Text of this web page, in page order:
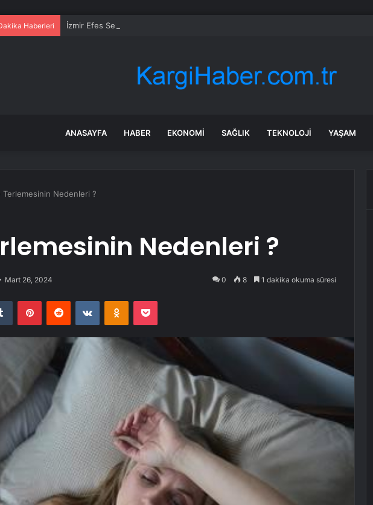
Haberleri İzmir Efes Selçuk’ta engelsiz yaşamda üreterek güçleniyorlar
ANASAYFA HABER EKONOMI SAĞLIK TEKNOLOJI YAŞAM
Terlemesinin Nedenleri ?
Nedenleri ?
Mart 26, 2024 0 8 1 dakika okuma süresi
Tumblr PinterestReddit VKontakteOdnoklassniki
Pocket